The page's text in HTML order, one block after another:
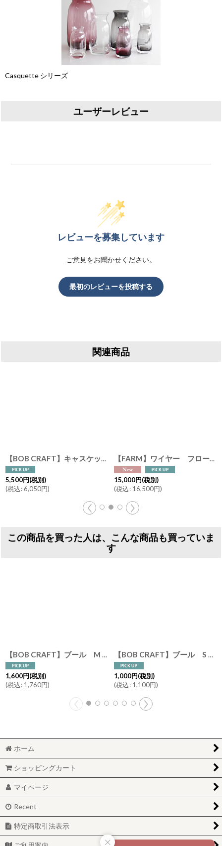
Casquette シリーズ
ユーザーレビュー
レビューを募集しています
ご意見をお聞かせください。
最初のレビューを投稿する
関連商品
688-2]
【BOB CRAFT】キャスケット L 高さ30cm ガラス フラワーベース クリア モーヴピンク グレイ 花瓶
5,500円(税別)
(税込:6,050円)
【FARM】ワイヤー フロート ポット40 アイアン 鉢 セメントポット 植木鉢
15,000円(税別)
(税込: 16,500円)
この商品を買った人は、こんな商品も買っていま
す
【BOB CRAFT】ブール M 高さ12cm ガラス フラワーベース クリア アンバー グレイ 花瓶
1,600円(税別)
(税込: 1,760円)
【BOB CRAFT】ブール S クリア 高さ 9cm ガラス フラワーベース 花瓶
1,000円(税別)
(税込: 1,100円)
ホーム
ショッピングカート
マイページ
Recent
特定商取引法表示